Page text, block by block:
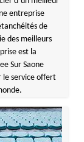
entreprise
de
des meilleurs
est la
Sur Saone
le service offert